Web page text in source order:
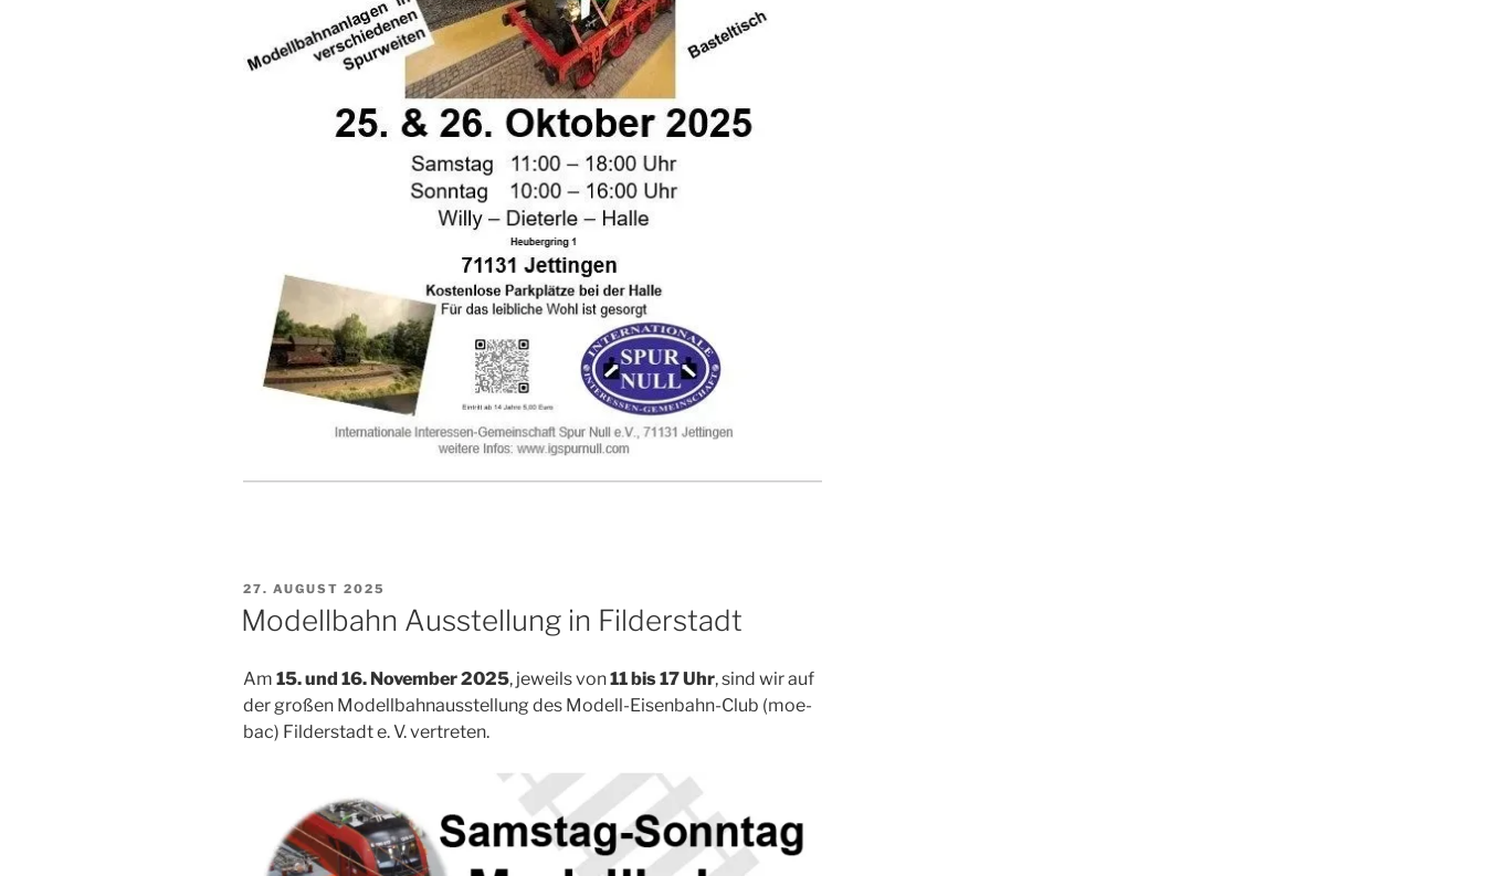
VERÖFFENTLICHT
AM
27. AUGUST 2025
Modellbahn Ausstellung in Filderstadt
Am 15. und 16. Novem­ber 2025, jeweils von11 bis 17 Uhr, sind wir auf
der gro­ßen Modell­bahn­aus­stel­lung des Modell-Eisen­bahn-Club (moe­
bac) Fil­der­stadt e. V. vertreten.